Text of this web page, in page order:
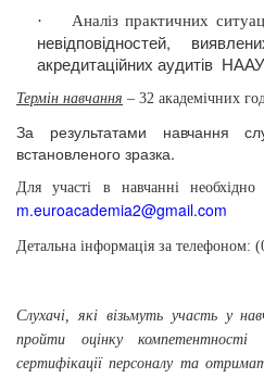
·
Аналіз практичних
невідповідностей,
акредитаційних аудитів
Термін навчання – 32 академічних
За результатами навчання
встановленого зразка.
Для участі в навчанні
m.euroacademia2@gmail.com
Детальна інформація за телефоном:
Слухачі, які візьмуть участь у
пройти оцінку
сертифікації персоналу та